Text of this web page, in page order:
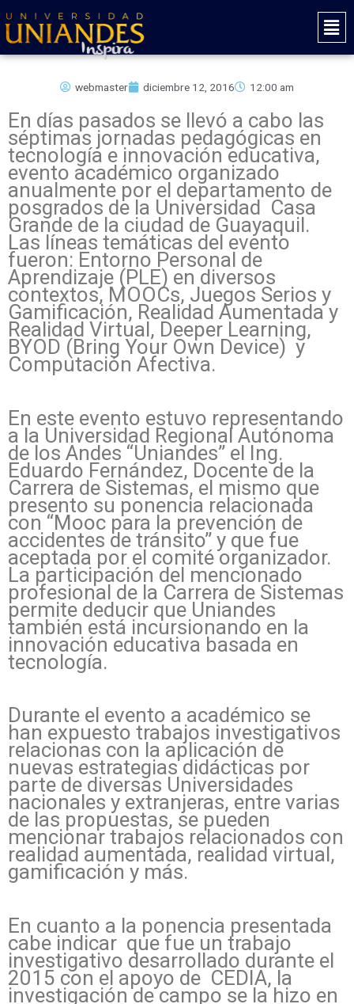
al
contenido
Main
webmaster diciembre 12, 2016 12:00 am
En días pasados se llevó a cabo las
séptimas jornadas pedagógicas en
tecnología e innovación educativa,
evento académico organizado
anualmente por el departamento de
posgrados de la Universidad Casa
Grande de la ciudad de Guayaquil.
Las líneas temáticas del evento
fueron: Entorno Personal de
Aprendizaje (PLE) en diversos
contextos, MOOCs, Juegos Serios y
Gamificación, Realidad Aumentada y
Realidad Virtual, Deeper Learning,
BYOD (Bring Your Own Device) y
Computación Afectiva.
En este evento estuvo representando
a la Universidad Regional Autónoma
de los Andes “Uniandes” el Ing.
Eduardo Fernández, Docente de la
Carrera de Sistemas, el mismo que
presento su ponencia relacionada
con “Mooc para la prevención de
accidentes de tránsito” y que fue
aceptada por el comité organizador.
La participación del mencionado
profesional de la Carrera de Sistemas
permite deducir que Uniandes
también está incursionando en la
innovación educativa basada en
tecnología.
Durante el evento a académico se
han expuesto trabajos investigativos
relacionas con la aplicación de
nuevas estrategias didácticas por
parte de diversas Universidades
nacionales y extranjeras, entre varias
de las propuestas, se pueden
mencionar trabajos relacionados con
realidad aumentada, realidad virtual,
gamificación y más.
En cuanto a la ponencia presentada
cabe indicar que fue un trabajo
investigativo desarrollado durante el
2015 con el apoyo de CEDIA, la
investigación de campo se la hizo en